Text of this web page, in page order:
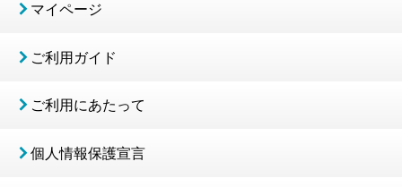
マイページ
ご利用ガイド
ご利用にあたって
個人情報保護宣言